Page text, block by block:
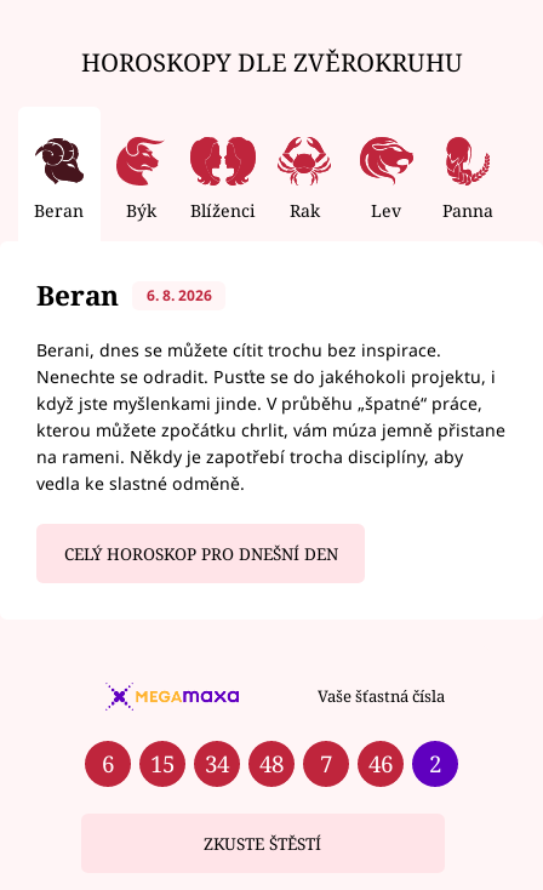
HOROSKOPY DLE ZVĚROKRUHU
Beran Býk Blíženci Rak Lev Panna
Beran 6. 8. 2026
Berani, dnes se můžete cítit trochu bez inspirace.
Nenechte se odradit. Pusťte se do jakéhokoli projektu, i
když jste myšlenkami jinde. V průběhu „špatné“ práce,
kterou můžete zpočátku chrlit, vám múza jemně přistane
na rameni. Někdy je zapotřebí trocha disciplíny, aby
vedla ke slastné odměně.
CELÝ HOROSKOP PRO DNEŠNÍ DEN
Vaše šťastná čísla
6 15 34 48 7 46 2
ZKUSTE ŠTĚSTÍ